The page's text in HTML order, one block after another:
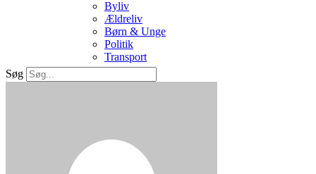
Byliv
Ældreliv
Børn & Unge
Politik
Transport
Søg